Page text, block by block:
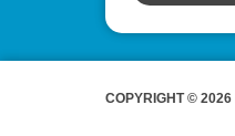
COPYRIGHT ©